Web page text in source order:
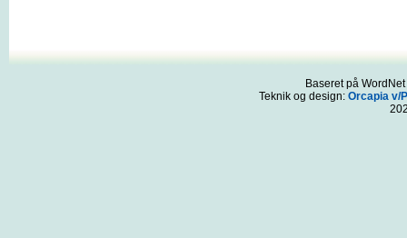
Baseret på
Teknik og design: Orcapia v/